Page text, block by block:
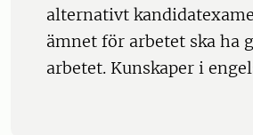
alternativt
ämnet för arbetet ska ha
arbetet. Kunskaper i